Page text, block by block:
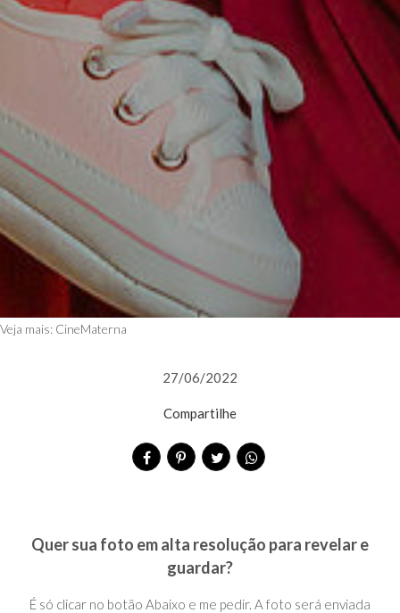
Veja mais: CineMaterna
27/06/2022
Compartilhe
Quer sua foto em alta resolução para revelar e
guardar?
É só clicar no botão Abaixo e me pedir. A foto será enviada